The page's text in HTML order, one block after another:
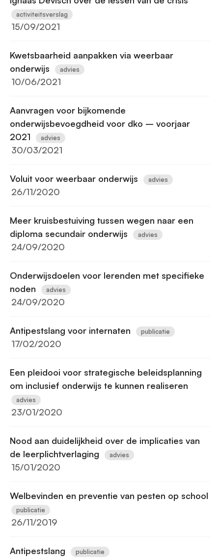
activiteitsverslag
15/09/2021
Kwetsbaarheid aanpakken via weerbaar
onderwijs
advies
10/06/2021
Aanvragen voor bijkomende
onderwijsbevoegdheid voor dko – voorjaar
2021
advies
30/03/2021
Voluit voor weerbaar onderwijs advies
26/11/2020
Meer kruisbestuiving tussen wegen naar een
diploma secundair onderwijs
advies
24/09/2020
Onderwijsdoelen voor lerenden met specifieke
noden
advies
24/09/2020
Antipestslang voor internaten publicatie
17/02/2020
Een pleidooi voor strategische beleidsplanning
om inclusief onderwijs te kunnen realiseren
advies
23/01/2020
Nood aan duidelijkheid over de implicaties van
de leerplichtverlaging
advies
15/01/2020
Welbevinden en preventie van pesten op school
publicatie
26/11/2019
Antipestslang publicatie